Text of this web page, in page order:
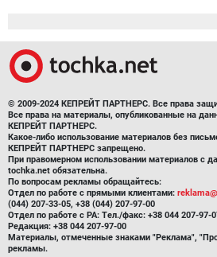
© 2009-2024 КЕПРЕЙТ ПАРТНЕРС. Все права
Все права на материалы, опубликованные на
КЕПРЕЙТ ПАРТНЕРС.
Какое-либо использование материалов без
КЕПРЕЙТ ПАРТНЕРС запрещено.
При правомерном использовании материалов с
tochka.net обязательна.
По вопросам рекламы обращайтесь:
Отдел по работе с прямыми клиентами:
(044) 207-33-05, +38 (044) 207-97-00
Отдел по работе с РА: Тел./факс: +38 044 207-97-
Редакция: +38 044 207-97-00
Материалы, отмеченные знаками "Реклама",
рекламы.